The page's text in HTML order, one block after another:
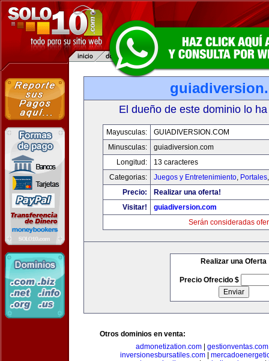
El dueño de este dominio lo
Mayusculas:
GUIADIVERSION.COM
Minusculas:
guiadiversion.com
Longitud:
13 caracteres
Categorias:
Juegos y Entretenimiento, Portales
Precio:
Realizar una oferta!
Visitar!
guiadiversion.com
Serán consideradas
Realizar una Oferta
Precio Ofrecido $
Otros dominios en venta:
admonetization.com| gestionventas.com
inversionesbursatiles.com|